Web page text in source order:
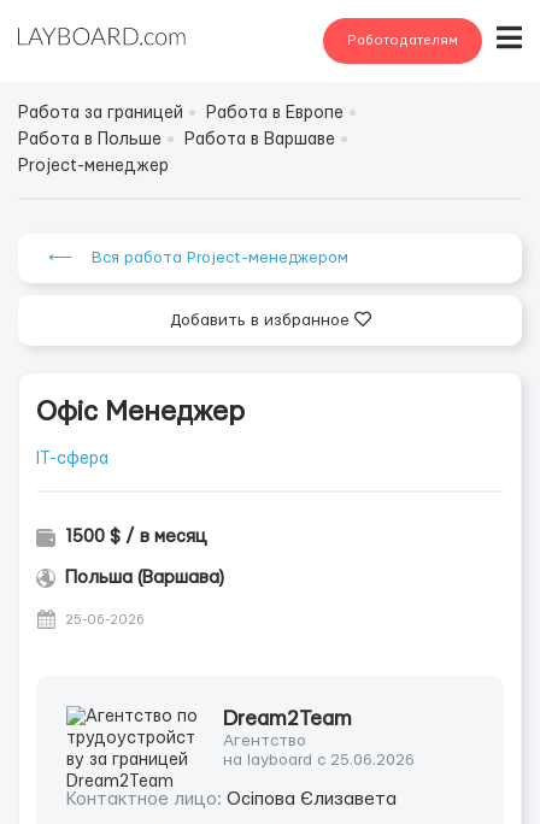
Работодателям
Работа за границей
Работа в Европе
Работа в Польше
Работа в Варшаве
Project-менеджер
⟵ Вся работа Project-менеджером
Добавить в избранное
Офіс Менеджер
IT-сфера
1500 $ / в месяц
Польша (Варшава)
25-06-2026
Dream2Team
Агентство
на layboard с 25.06.2026
Контактное лицо: Осіпова Єлизавета